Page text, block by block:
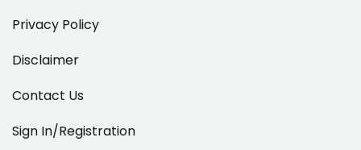
Privacy Policy
Disclaimer
Contact Us
Sign In/Registration